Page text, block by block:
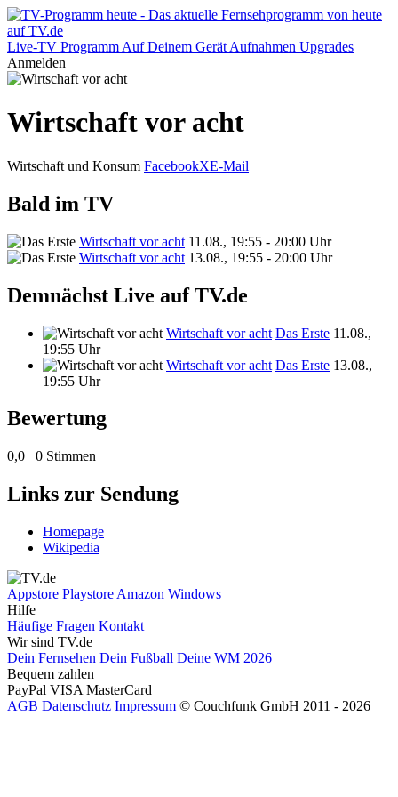
Live-TV Programm Auf Deinem Gerät Aufnahmen Upgrades
Anmelden
Wirtschaft vor acht
Wirtschaft und Konsum FacebookXE-Mail
Bald im TV
Wirtschaft vor acht 11.08., 19:55 - 20:00 Uhr
Wirtschaft vor acht 13.08., 19:55 - 20:00 Uhr
Demnächst Live auf TV.de
Wirtschaft vor acht Das Erste 11.08.,
19:55 Uhr
Wirtschaft vor acht Das Erste 13.08.,
19:55 Uhr
Bewertung
0,0 0 Stimmen
Links zur Sendung
Homepage
Wikipedia
Appstore Playstore Amazon Windows
Hilfe
Häufige Fragen Kontakt
Wir sind TV.de
Dein Fernsehen Dein Fußball Deine WM 2026
Bequem zahlen
PayPal VISA MasterCard
AGB Datenschutz Impressum © Couchfunk GmbH 2011 - 2026